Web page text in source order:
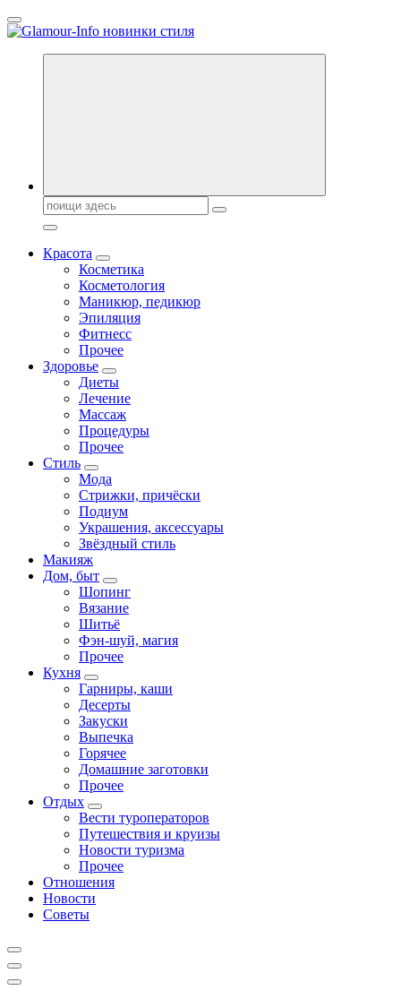
Перейти
к
Секреты молодости, красоты и долголетия. Гламурный журнал
Поиск:
Красота
Косметика
Косметология
Маникюр, педикюр
Эпиляция
Фитнесс
Прочее
Здоровье
Диеты
Лечение
Массаж
Процедуры
Прочее
Стиль
Мода
Стрижки, причёски
Подиум
Украшения, аксессуары
Звёздный стиль
Макияж
Дом, быт
Шопинг
Вязание
Шитьё
Фэн-шуй, магия
Прочее
Кухня
Гарниры, каши
Десерты
Закуски
Выпечка
Горячее
Домашние заготовки
Прочее
Отдых
Вести туроператоров
Путешествия и круизы
Новости туризма
Прочее
Отношения
Новости
Советы